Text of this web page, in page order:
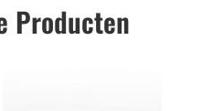
Producten